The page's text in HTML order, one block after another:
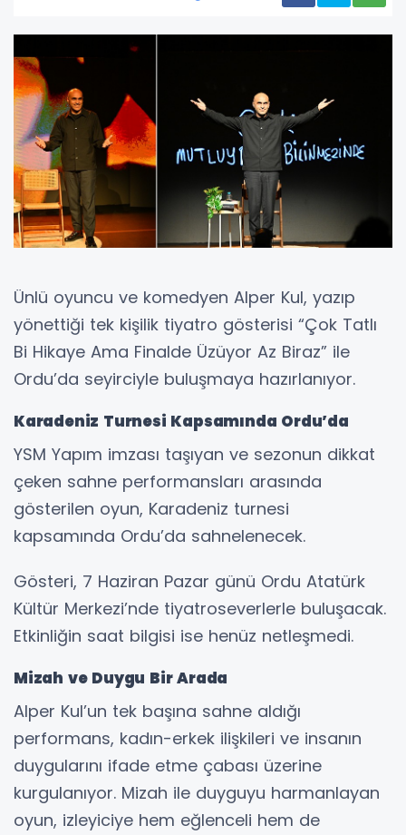
Ünlü oyuncu ve komedyen Alper Kul, yazıp
yönettiği tek kişilik tiyatro gösterisi “Çok Tatlı
Bi Hikaye Ama Finalde Üzüyor Az Biraz” ile
Ordu’da seyirciyle buluşmaya hazırlanıyor.
Karadeniz Turnesi Kapsamında Ordu’da
YSM Yapım imzası taşıyan ve sezonun dikkat
çeken sahne performansları arasında
gösterilen oyun, Karadeniz turnesi
kapsamında Ordu’da sahnelenecek.
Gösteri, 7 Haziran Pazar günü Ordu Atatürk
Kültür Merkezi’nde tiyatroseverlerle buluşacak.
Etkinliğin saat bilgisi ise henüz netleşmedi.
Mizah ve Duygu Bir Arada
Alper Kul’un tek başına sahne aldığı
performans, kadın-erkek ilişkileri ve insanın
duygularını ifade etme çabası üzerine
kurgulanıyor. Mizah ile duyguyu harmanlayan
oyun, izleyiciye hem eğlenceli hem de